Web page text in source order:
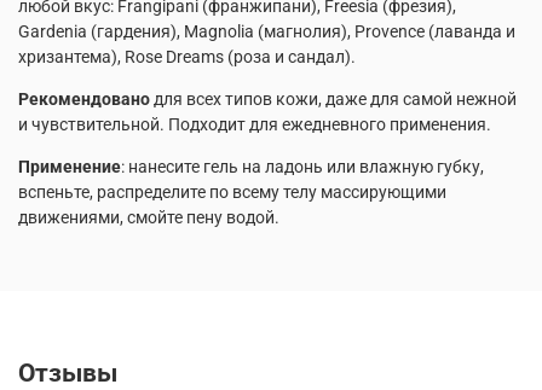
любой вкус: Frangipani (франжипани), Freesia (фрезия),
Gardenia (гардения), Magnolia (магнолия), Provence (лаванда и
хризантема), Rose Dreams (роза и сандал).
Рекомендовано для всех типов кожи, даже для самой нежной
и чувствительной. Подходит для ежедневного применения.
Применение: нанесите гель на ладонь или влажную губку,
вспеньте, распределите по всему телу массирующими
движениями, смойте пену водой.
Отзывы